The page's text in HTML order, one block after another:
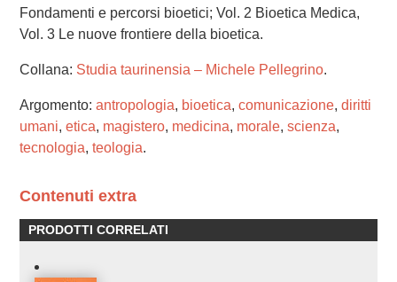
Fondamenti e percorsi bioetici; Vol. 2 Bioetica Medica,
Vol. 3 Le nuove frontiere della bioetica.
Collana: Studia taurinensia – Michele Pellegrino.
Argomento: antropologia, bioetica, comunicazione, diritti
umani, etica, magistero, medicina, morale, scienza,
tecnologia, teologia.
Contenuti extra
PRODOTTI CORRELATI